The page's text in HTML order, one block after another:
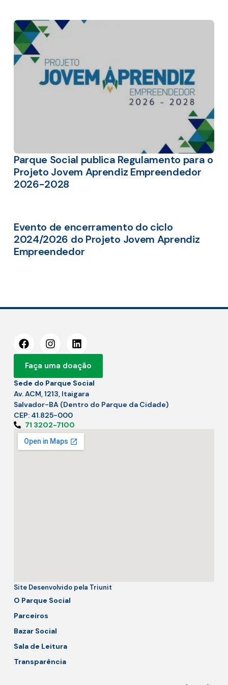
Parque Social publica Regulamento para o
Projeto Jovem Aprendiz Empreendedor
2026-2028
Evento de encerramento do ciclo
2024/2026 do Projeto Jovem Aprendiz
Empreendedor
Faça uma doação
Sede do Parque Social
Av. ACM, 1213, Itaigara
Salvador-BA (Dentro do Parque da Cidade)
CEP: 41.825-000
71 3202-7100
Site Desenvolvido pela Triunit
O Parque Social
Parceiros
Bazar Social
Sala de Leitura
Transparência